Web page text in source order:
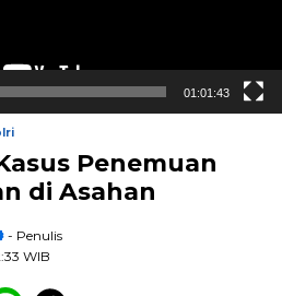
01:01:43
Penemuan
di Asahan
- Penulis
WIB